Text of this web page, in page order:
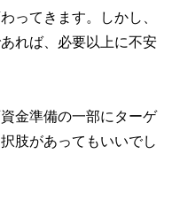
ってきます。しかし、
れば、必要以上に不安
金準備の一部にターゲ
肢があってもいいでし